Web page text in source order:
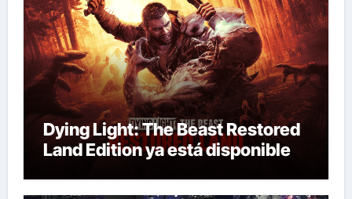
Dying Light: The Beast Restored
Land Edition ya está disponible